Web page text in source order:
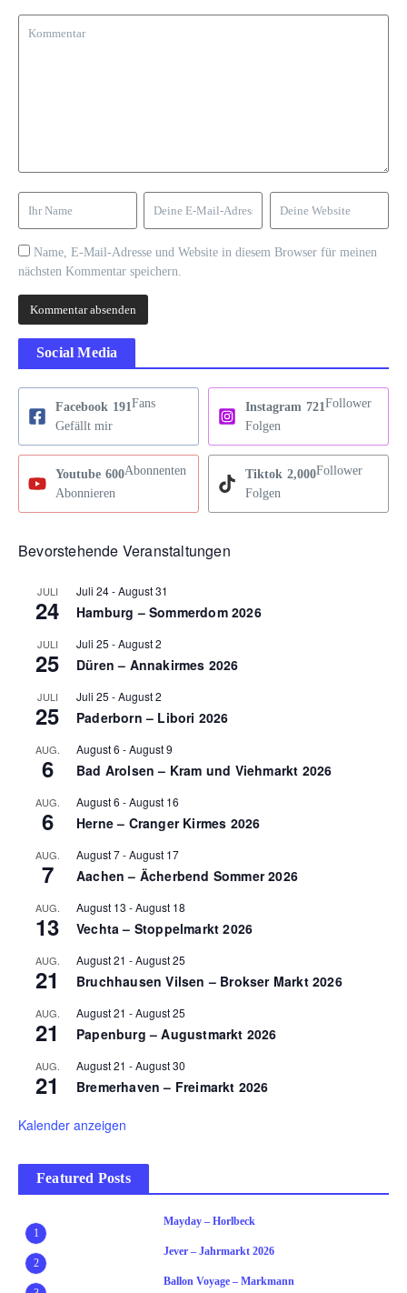
Name, E-Mail-Adresse und Website in diesem Browser für meinen
nächsten Kommentar speichern.
Social Media
Facebook 191Fans
Gefällt mir
Instagram 721Follower
Folgen
Youtube 600Abonnenten
Abonnieren
Tiktok 2,000Follower
Folgen
Bevorstehende Veranstaltungen
JULI
24
Juli 24-August 31
Hamburg – Sommerdom 2026
JULI
25
Juli 25 -August 2
Düren – Annakirmes 2026
JULI
25
Juli 25 -August 2
Paderborn – Libori 2026
AUG.
6
August 6 -August 9
Bad Arolsen – Kram und Viehmarkt 2026
AUG.
6
August 6 -August 16
Herne – Cranger Kirmes 2026
AUG.
7
August 7-August 17
Aachen – Ächerbend Sommer 2026
AUG.
13
August 13 -August 18
Vechta – Stoppelmarkt 2026
AUG.
21
August 21 -August 25
Bruchhausen Vilsen – Brokser Markt 2026
AUG.
21
August 21 -August 25
Papenburg – Augustmarkt 2026
AUG.
21
August 21 -August 30
Bremerhaven – Freimarkt 2026
Kalender anzeigen
Featured Posts
1
Mayday – Horlbeck
2
Jever – Jahrmarkt 2026
Ballon Voyage – Markmann